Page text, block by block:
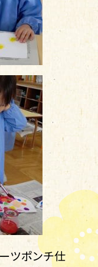
ツポンチ仕